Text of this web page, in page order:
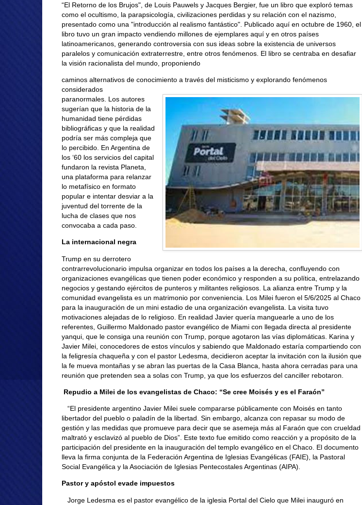
“El Retorno de los Brujos", de Louis Pauwels y Jacques Bergier, fue un libro que exploró temas
como el ocultismo, la parapsicología, civilizaciones perdidas y su relación con el nazismo,
presentado como una "introducción al realismo fantástico". Publicado aquí en octubre de 1960, el
libro tuvo un gran impacto vendiendo millones de ejemplares aquí y en otros países
latinoamericanos, generando controversia con sus ideas sobre la existencia de universos
paralelos y comunicación extraterrestre, entre otros fenómenos. El libro se centraba en desafiar
la visión racionalista del mundo, proponiendo
caminos alternativos de conocimiento a través del misticismo y explorando fenómenos
considerados
paranormales. Los autores
sugerían que la historia de la
humanidad tiene pérdidas
bibliográficas y que la realidad
podría ser más compleja que
lo percibido. En Argentina de
los ‘60 los servicios del capital
fundaron la revista Planeta,
una plataforma para relanzar
lo metafísico en formato
popular e intentar desviar a la
juventud del torrente de la
lucha de clases que nos
convocaba a cada paso.
La internacional negra
Trump en su derrotero
contrarrevolucionario impulsa organizar en todos los países a la derecha, confluyendo con
organizaciones evangélicas que tienen poder económico y responden a su política, entrelazando
negocios y gestando ejércitos de punteros y militantes religiosos. La alianza entre Trump y la
comunidad evangelista es un matrimonio por conveniencia. Los Milei fueron el 5/6/2025 al Chaco
para la inauguración de un mini estadio de una organización evangelista. La visita tuvo
motivaciones alejadas de lo religioso. En realidad Javier quería manguearle a uno de los
referentes, Guillermo Maldonado pastor evangélico de Miami con llegada directa al presidente
yanqui, que le consiga una reunión con Trump, porque agotaron las vías diplomáticas. Karina y
Javier Milei, conocedores de estos vínculos y sabiendo que Maldonado estaría compartiendo con
la feligresía chaqueña y con el pastor Ledesma, decidieron aceptar la invitación con la ilusión que
la fe mueva montañas y se abran las puertas de la Casa Blanca, hasta ahora cerradas para una
reunión que pretenden sea a solas con Trump, ya que los esfuerzos del canciller rebotaron.
Repudio a Milei de los evangelistas de Chaco: “Se cree Moisés y es el Faraón”
“El presidente argentino Javier Milei suele compararse públicamente con Moisés en tanto
libertador del pueblo o paladín de la libertad. Sin embargo, alcanza con repasar su modo de
gestión y las medidas que promueve para decir que se asemeja más al Faraón que con crueldad
maltrató y esclavizó al pueblo de Dios”. Este texto fue emitido como reacción y a propósito de la
participación del presidente en la inauguración del templo evangélico en el Chaco. El documento
lleva la firma conjunta de la Federación Argentina de Iglesias Evangélicas (FAIE), la Pastoral
Social Evangélica y la Asociación de Iglesias Pentecostales Argentinas (AIPA).
Pastor y apóstol evade impuestos
Jorge Ledesma es el pastor evangélico de la iglesia Portal del Cielo que Milei inauguró en